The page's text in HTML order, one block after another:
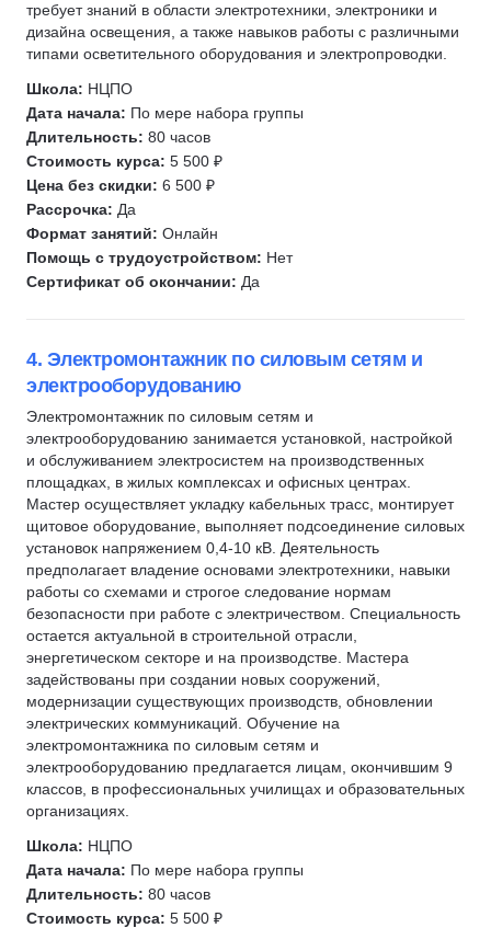
Рыболовство
Сельское хозяйство
Растениеводство
Птицеводство
Животноводство
Гражданская оборона
Защита в чрезвычайных ситуациях
требует знаний в области электротехники, электроники и
дизайна освещения, а также навыков работы с различными
типами осветительного оборудования и электропроводки.
Школа: НЦПО
Дата начала: По мере набора группы
Длительность: 80 часов
Стоимость курса: 5 500 ₽
Цена без скидки: 6 500 ₽
Рассрочка: Да
Формат занятий: Онлайн
Помощь с трудоустройством: Нет
Сертификат об окончании: Да
4. Электромонтажник по силовым сетям и
электрооборудованию
Электромонтажник по силовым сетям и
электрооборудованию занимается установкой, настройкой
и обслуживанием электросистем на производственных
площадках, в жилых комплексах и офисных центрах.
Мастер осуществляет укладку кабельных трасс, монтирует
щитовое оборудование, выполняет подсоединение силовых
установок напряжением 0,4-10 кВ. Деятельность
предполагает владение основами электротехники, навыки
работы со схемами и строгое следование нормам
безопасности при работе с электричеством. Специальность
остается актуальной в строительной отрасли,
энергетическом секторе и на производстве. Мастера
задействованы при создании новых сооружений,
модернизации существующих производств, обновлении
электрических коммуникаций. Обучение на
электромонтажника по силовым сетям и
электрооборудованию предлагается лицам, окончившим 9
классов, в профессиональных училищах и образовательных
организациях.
Школа: НЦПО
Дата начала: По мере набора группы
Длительность: 80 часов
Стоимость курса: 5 500 ₽